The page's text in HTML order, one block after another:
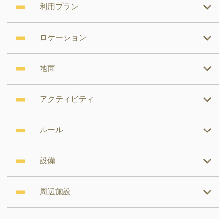
利用プラン
ロケーション
地面
アクティビティ
ルール
設備
周辺施設